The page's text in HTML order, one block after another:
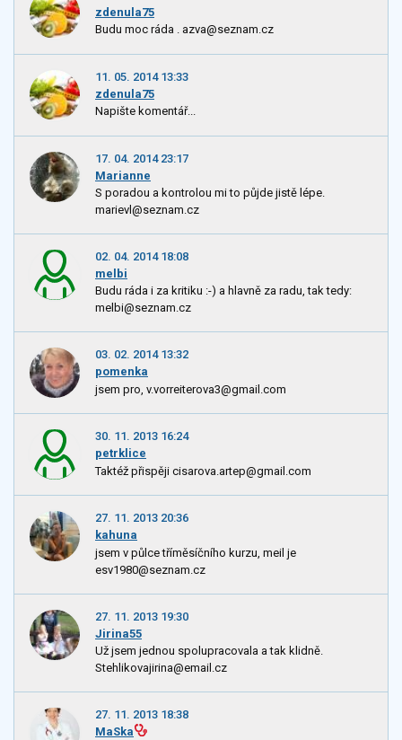
zdenula75
Budu moc ráda . azva@seznam.cz
11. 05. 2014 13:33
zdenula75
Napište komentář...
17. 04. 2014 23:17
Marianne
S poradou a kontrolou mi to půjde jistě lépe.
marievl@seznam.cz
02. 04. 2014 18:08
melbi
Budu ráda i za kritiku :-) a hlavně za radu, tak tedy:
melbi@seznam.cz
03. 02. 2014 13:32
pomenka
jsem pro, v.vorreiterova3@gmail.com
30. 11. 2013 16:24
petrklice
Taktéž přispěji cisarova.artep@gmail.com
27. 11. 2013 20:36
kahuna
jsem v půlce tříměsíčního kurzu, meil je
esv1980@seznam.cz
27. 11. 2013 19:30
Jirina55
Už jsem jednou spolupracovala a tak klidně.
Stehlikovajirina@email.cz
27. 11. 2013 18:38
MaSka